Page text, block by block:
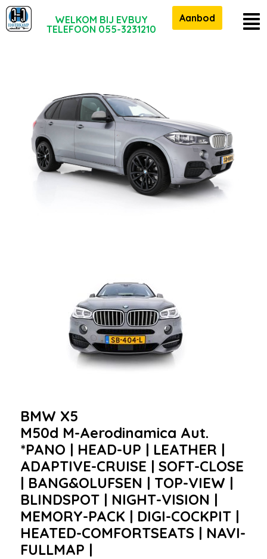
WELKOM BIJ EVBUY
TELEFOON 055-3231210
Aanbod
BMW X5
M50d M-Aerodinamica Aut.
*PANO | HEAD-UP | LEATHER |
ADAPTIVE-CRUISE | SOFT-CLOSE
| BANG&OLUFSEN | TOP-VIEW |
BLINDSPOT | NIGHT-VISION |
MEMORY-PACK | DIGI-COCKPIT |
HEATED-COMFORTSEATS | NAVI-
FULLMAP |